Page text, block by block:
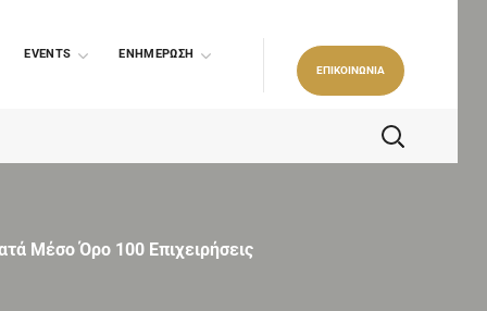
EVENTS ΕΝΗΜΕΡΩΣΗ
ΕΠΙΚΟΙΝΩΝΙΑ
Μέσο Όρο 100 Επιχειρήσεις